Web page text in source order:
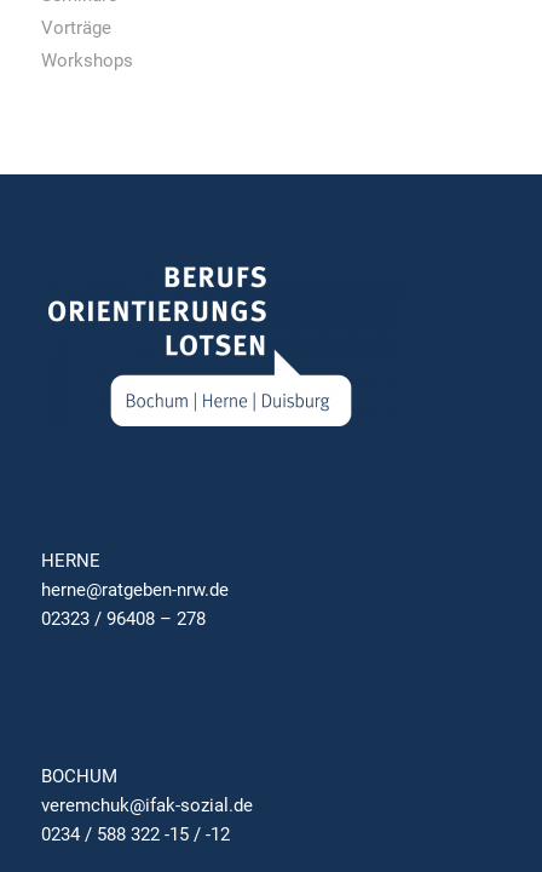
Vorträge
Workshops
HERNE
herne@ratgeben-nrw.de
02323 / 96408 – 278
BOCHUM
veremchuk@ifak-sozial.de
0234 / 588 322 -15 / -12